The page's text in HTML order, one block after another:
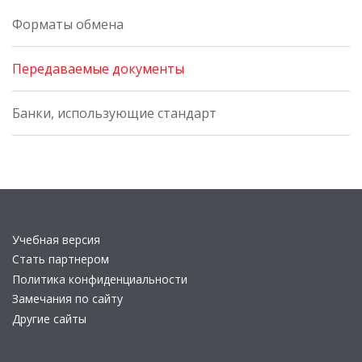
Форматы обмена
Передаваемые документы
Банки, использующие стандарт
Учебная версия
Стать партнером
Политика конфиденциальности
Замечания по сайту
Другие сайты